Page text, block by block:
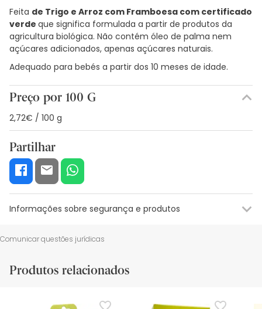
Feita de Trigo e Arroz com Framboesa com certificado
verde que significa formulada a partir de produtos da
agricultura biológica. Não contém óleo de palma nem
açúcares adicionados, apenas açúcares naturais.
Adequado para bebés a partir dos 10 meses de idade.
Preço por 100 G
2,72€ / 100 g
Partilhar
Informações sobre segurança e produtos
Recursos de segurança visual
De momento, não dispomos de imagens de segurança
Recomendamos que voltes mais tarde para veres as
Comunicar questões jurídicas
Produtos relacionados